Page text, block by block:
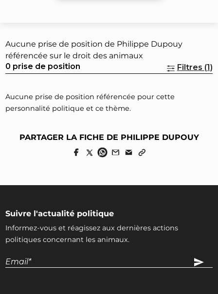
Aucune prise de position de Philippe Dupouy
référencée sur le droit des animaux
0 prise de position
Filtres (1)
Aucune prise de position référencée pour cette
personnalité politique et ce thème.
PARTAGER LA FICHE DE PHILIPPE DUPOUY
Suivre l'actualité politique
Informez-vous et réagissez aux dernières actions
politiques concernant les animaux.